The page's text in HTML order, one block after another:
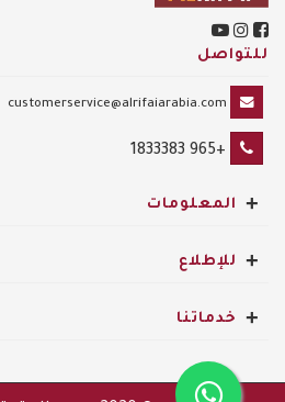
للتواصل
customerservice@alrifaiarabia.com
+965 1833383
المعلومات +
للإطلاع +
خدماتنا +